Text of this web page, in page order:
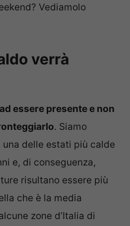
Vediamolo
verrà
essere presente e non
. Siamo
delle estati più calde
e, di conseguenza,
risultano essere più
che è la media
zone d’Italia di